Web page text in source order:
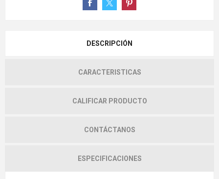
DESCRIPCIÓN
CARACTERISTICAS
CALIFICAR PRODUCTO
CONTÁCTANOS
ESPECIFICACIONES